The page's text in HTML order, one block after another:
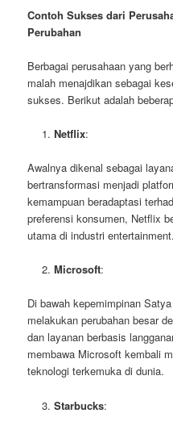
Contoh Sukses dari
Perubahan
Berbagai perusahaan yang
malah menajdikan sebagai
sukses. Berikut adalah
Netflix:
Awalnya dikenal sebagai
bertransformasi menjadi
kemampuan beradaptasi
preferensi konsumen, Netflix
utama di industri entertainment.
Microsoft:
Di bawah kepemimpinan
melakukan perubahan besar
dan layanan berbasis
membawa Microsoft kembali
teknologi terkemuka di dunia.
Starbucks: